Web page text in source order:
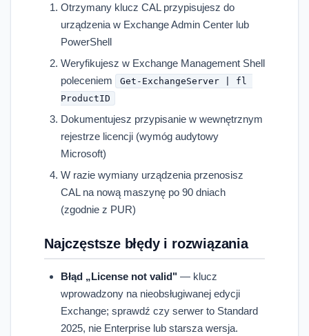
Otrzymany klucz CAL przypisujesz do
urządzenia w Exchange Admin Center lub
PowerShell
Weryfikujesz w Exchange Management Shell
poleceniem
Get-ExchangeServer | fl
ProductID
Dokumentujesz przypisanie w wewnętrznym
rejestrze licencji (wymóg audytowy
Microsoft)
W razie wymiany urządzenia przenosisz
CAL na nową maszynę po 90 dniach
(zgodnie z PUR)
Najczęstsze błędy i rozwiązania
Błąd „License not valid" — klucz
wprowadzony na nieobsługiwanej edycji
Exchange; sprawdź czy serwer to Standard
2025, nie Enterprise lub starsza wersja.